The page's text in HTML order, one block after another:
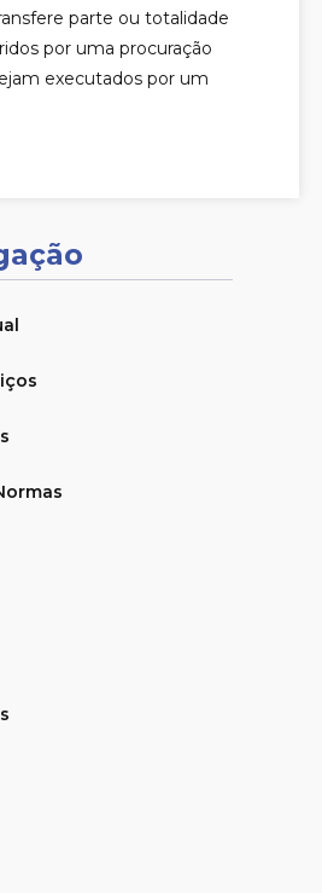
parte ou totalidade
por uma procuração
executados por um